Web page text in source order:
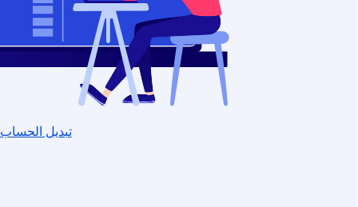
تبديل الحساب